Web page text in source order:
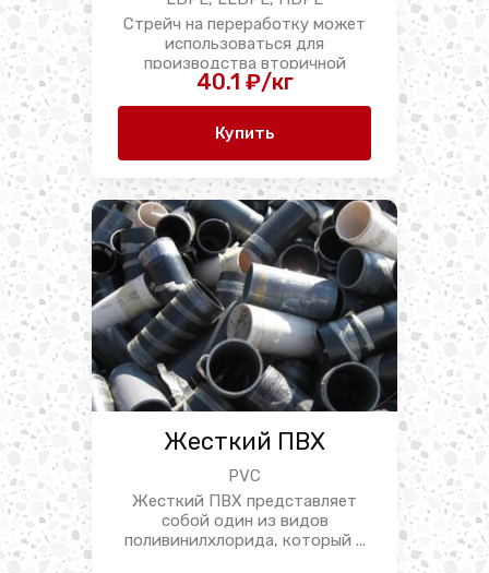
Стрейч на переработку может
использоваться для
производства вторичной
пленки, ...
40.1 ₽/кг
Купить
Жесткий ПВХ
PVC
Жесткий ПВХ представляет
собой один из видов
поливинилхлорида, который ...